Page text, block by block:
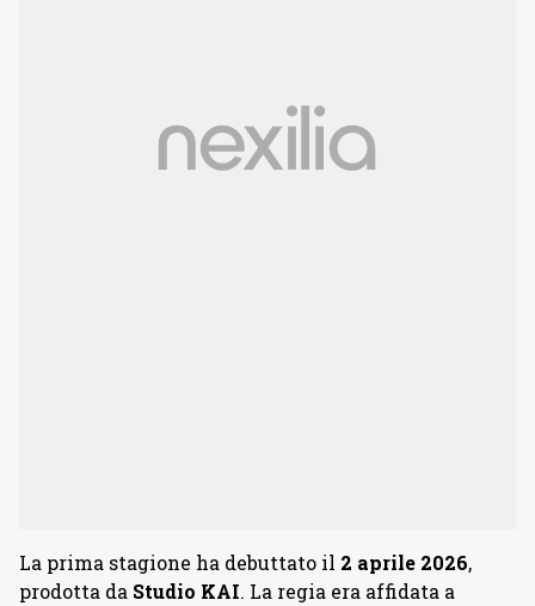
La prima stagione ha debuttato il 2 aprile 2026,
prodotta da Studio KAI. La regia era affidata a